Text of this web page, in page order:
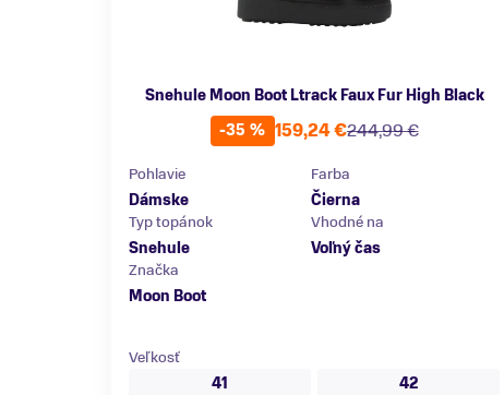
Snehule Moon Boot Ltrack Faux Fur High Black
-35 %
244,99 €
159,24 €
Pohlavie
Dámske
Farba
Čierna
Typ topánok
Snehule
Vhodné na
Voľný čas
Značka
Moon Boot
Veľkosť
41
42